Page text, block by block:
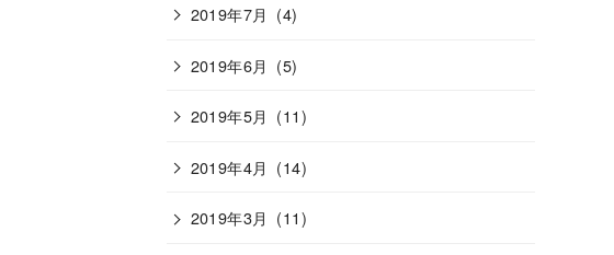
2019年7月 (4)
2019年6月 (5)
2019年5月 (11)
2019年4月 (14)
2019年3月 (11)